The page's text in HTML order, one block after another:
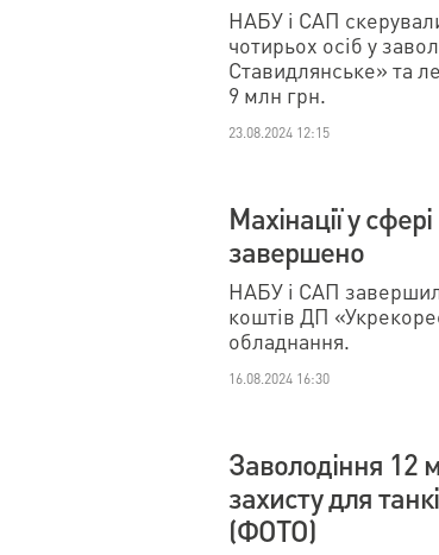
НАБУ і САП
чотирьох осіб у
Ставидлянське» та
9 млн грн.
23.08.2024 12:15
Махінації у
завершено
НАБУ і САП
коштів ДП
обладнання.
16.08.2024 16:30
Заволодіння 12
захисту для
(ФОТО)